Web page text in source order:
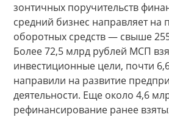
зонтичных поручительств
средний бизнес направляет на
оборотных средств — свыше
Более 72,5 млрд рублей МСП
инвестиционные цели, почти
направили на развитие
деятельности. Еще около 4,6
рефинансирование ранее